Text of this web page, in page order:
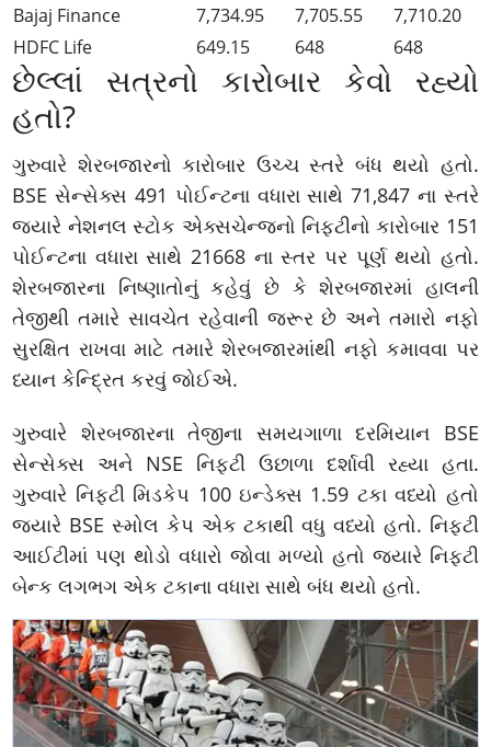
Bajaj Finance
7,734.95 7,705.55
7,710.20
HDFC Life
649.15 648 648
છેલ્લાં સત્રનો કારોબાર કેવો રહ્યો
હતો?
ગુરુવારે શેરબજારનો કારોબાર ઉચ્ચ સ્તરે બંધ થયો હતો.
BSE સેન્સેક્સ 491 પોઈન્ટના વધારા સાથે 71,847 ના સ્તરે
જ્યારે નેશનલ સ્ટોક એક્સચેન્જનો નિફ્ટીનો કારોબાર 151
પોઈન્ટના વધારા સાથે 21668 ના સ્તર પર પૂર્ણ થયો હતો.
શેરબજારના નિષ્ણાતોનું કહેવું છે કે શેરબજારમાં હાલની
તેજીથી તમારે સાવચેત રહેવાની જરૂર છે અને તમારો નફો
સુરક્ષિત રાખવા માટે તમારે શેરબજારમાંથી નફો કમાવવા પર
ધ્યાન કેન્દ્રિત કરવું જોઈએ.
ગુરુવારે શેરબજારના તેજીના સમયગાળા દરમિયાન BSE
સેન્સેક્સ અને NSE નિફ્ટી ઉછાળા દર્શાવી રહ્યા હતા.
ગુરુવારે નિફ્ટી મિડકેપ 100 ઇન્ડેક્સ 1.59 ટકા વધ્યો હતો
જ્યારે BSE સ્મોલ કેપ એક ટકાથી વધુ વધ્યો હતો. નિફ્ટી
આઈટીમાં પણ થોડો વધારો જોવા મળ્યો હતો જ્યારે નિફ્ટી
બેન્ક લગભગ એક ટકાના વધારા સાથે બંધ થયો હતો.